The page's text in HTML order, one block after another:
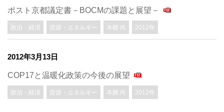
ポスト京都議定書－BOCMの課題と展望－
政治・経済 資源・エネルギー 本郷 尚 2012年
2012年3月13日
COP17と温暖化政策の今後の展望
政治・経済 資源・エネルギー 本郷 尚 2012年